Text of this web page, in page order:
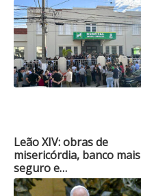
Leão XIV: obras de
misericórdia, banco mais
seguro e…